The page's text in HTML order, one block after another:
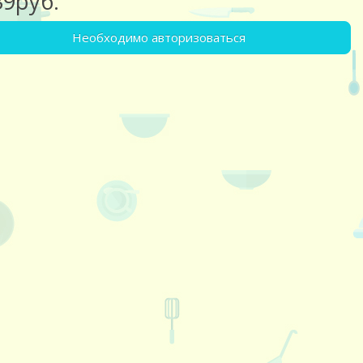
Необходимо авторизоваться